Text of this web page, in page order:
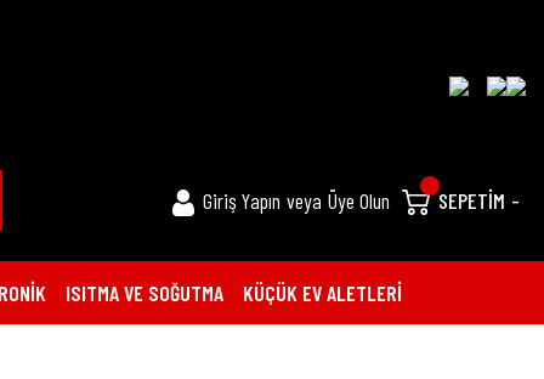
Giriş Yapın veya Üye Olun SEPETİM -
ISITMA VE SOĞUTMA KÜÇÜK EV ALETLERİ